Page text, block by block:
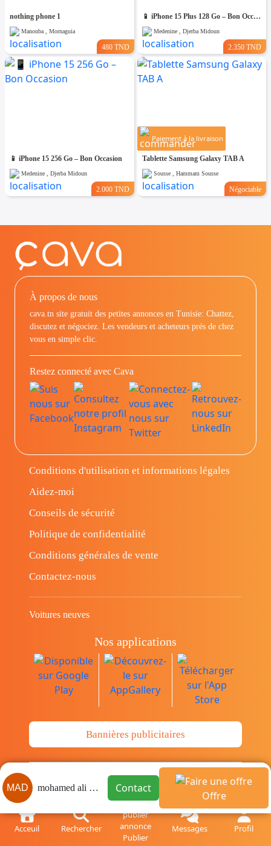
Acceuil
Rechercher
Publier
Messages Profil
nothing phone 1
Manouba , Mornaguia
480 TND
📱 iPhone 15 Plus 128 Go – Bon Occasion
Medenine , Djerba Midoun
2.350 TND
📱 iPhone 15 256 Go – Bon Occasion
Medenine , Djerba Midoun
2.000 TND
Paiement à la livraison
Tablette Samsung Galaxy TAB A
Sousse , Hammam Sousse
Négociable
MAD mohamed ali dridi Contact
Offre
À propos de nous
cava.tn site gratuit des petites annonces en Tunisie: Chattez,
discutez et négociez. Les vendeurs et acheteurs prés de chez
vous en simple clic.
Restez connecté avec Cava
Conditions d'utilisation et informations légales
Aidez-moi
Conseils de sécurité
Politique de confidentialité
Conditions générales de vente
Contactez-nous
Voitures neuves
Nos applications
Bannières publicitaires
© Copyright 2014-2026 Cava.tn Limited Tous
les droits sont réservés.